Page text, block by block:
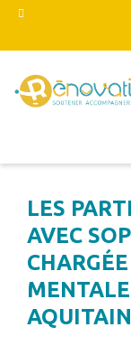
LES
AVEC